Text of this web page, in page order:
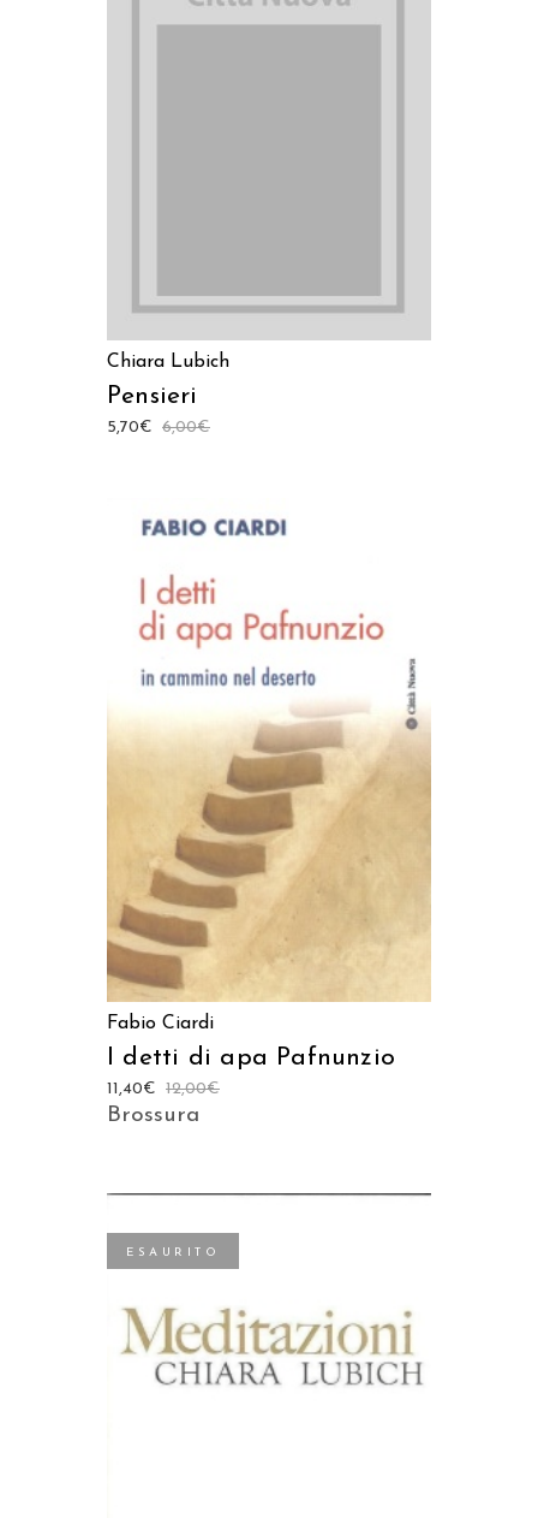
Chiara Lubich
Pensieri
6,00€
5,70€
AGGIUNGI AL CARRELLO
Fabio Ciardi
I detti di apa Pafnunzio
12,00€
11,40€
Brossura
ESAURITO